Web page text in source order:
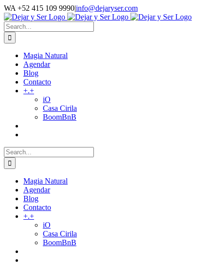
Skip
to
content
WA +52 415 109 9990|info@dejaryser.com
Facebook
Instagram
YouTube
Email
Blogger
WhatsApp
LinkedIn
Search
for:
Magia Natural
Agendar
Blog
Contacto
+.+
iO
Casa Cirila
BoomBnB
Search
for:
Magia Natural
Agendar
Blog
Contacto
+.+
iO
Casa Cirila
BoomBnB